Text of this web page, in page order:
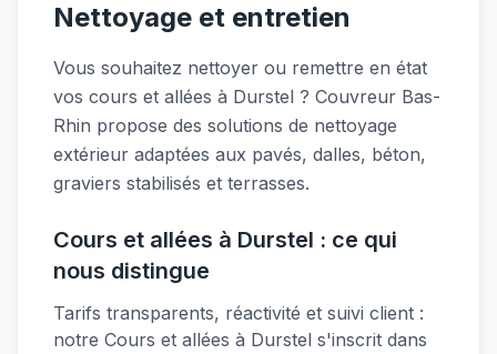
Nettoyage et entretien
Vous souhaitez nettoyer ou remettre en état
vos cours et allées à Durstel ? Couvreur Bas-
Rhin propose des solutions de nettoyage
extérieur adaptées aux pavés, dalles, béton,
graviers stabilisés et terrasses.
Cours et allées à Durstel : ce qui
nous distingue
Tarifs transparents, réactivité et suivi client :
notre Cours et allées à Durstel s'inscrit dans